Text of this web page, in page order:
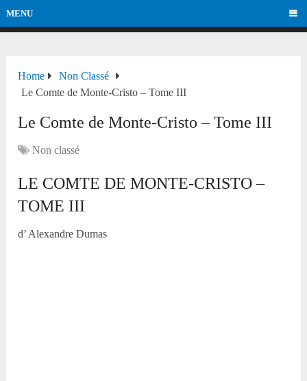
MENU
Home
Non Classé
Le Comte de Monte-Cristo – Tome III
Le Comte de Monte-Cristo – Tome III
Non classé
LE COMTE DE MONTE-CRISTO –
TOME III
d’ Alexandre Dumas